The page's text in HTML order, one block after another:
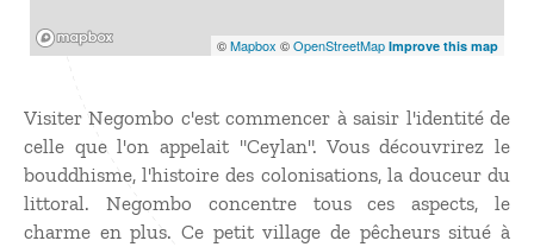
©Mapbox ©OpenStreetMap Improve this map
Visiter Negombo c'est commencer à saisir l'identité de
celle que l'on appelait "Ceylan". Vous découvrirez le
bouddhisme, l'histoire des colonisations, la douceur du
littoral. Negombo concentre tous ces aspects, le
charme en plus. Ce petit village de pêcheurs situé à